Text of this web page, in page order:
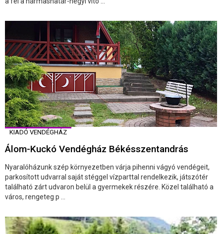
KIADÓ VENDÉGHÁZ
Álom-Kuckó Vendégház Békésszentandrás
Nyaralóházunk szép környezetben várja pihenni vágyó vendégeit,
parkosított udvarral saját stéggel vízparttal rendelkezik, játszótér
található zárt udvaron belül a gyermekek részére. Közel található a
város, rengeteg p ...